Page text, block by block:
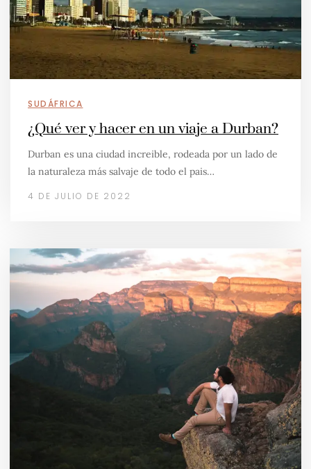
SUDÁFRICA
¿Qué ver y hacer en un viaje a Durban?
Durban es una ciudad increible, rodeada por un lado de
la naturaleza más salvaje de todo el pais…
4 DE JULIO DE 2022